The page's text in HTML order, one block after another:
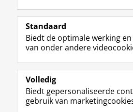
Volg de RUG
F
a
e
b
o
p
a
L
i
k
e
I
-
p
Studiekiezers
Alumni
Over ons
Standaard
Biedt de optimale werking
van onder andere
Volledig
Biedt gepersonaliseerde
gebruik van